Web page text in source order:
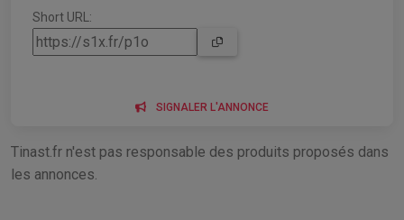
Short URL:
SIGNALER L'ANNONCE
Tinast.fr n'est pas responsable des produits proposés dans
les annonces.